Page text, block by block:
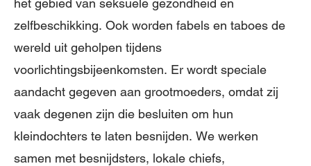
het gebied van seksuele gezondheid en
zelfbeschikking. Ook worden fabels en taboes de
wereld uit geholpen tijdens
voorlichtingsbijeenkomsten. Er wordt speciale
aandacht gegeven aan grootmoeders, omdat zij
vaak degenen zijn die besluiten om hun
kleindochters te laten besnijden. We werken
samen met besnijdsters, lokale chiefs,